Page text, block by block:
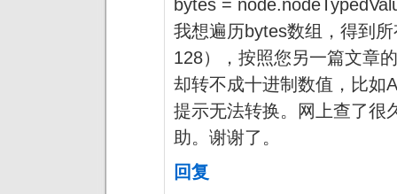
bytes =
我想遍历bytes数组，得到
128），按照您另一篇文章
却转不成十进制数值，比如
提示无法转换。网上查了很
助。谢谢了。
回复